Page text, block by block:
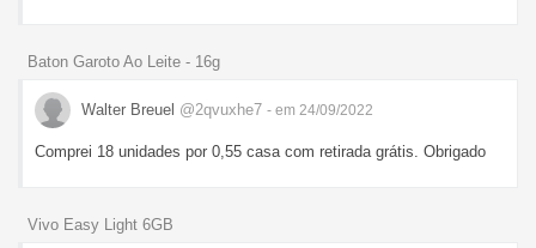
Baton Garoto Ao Leite - 16g
Walter Breuel @2qvuxhe7 - em 24/09/2022
Comprei 18 unidades por 0,55 casa com retirada grátis. Obrigado
Vivo Easy Light 6GB